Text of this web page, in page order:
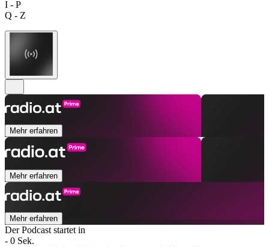
I - P
Q - Z
Mehr erfahren
Mehr erfahren
Mehr erfahren
Der Podcast startet in
- 0 Sek.